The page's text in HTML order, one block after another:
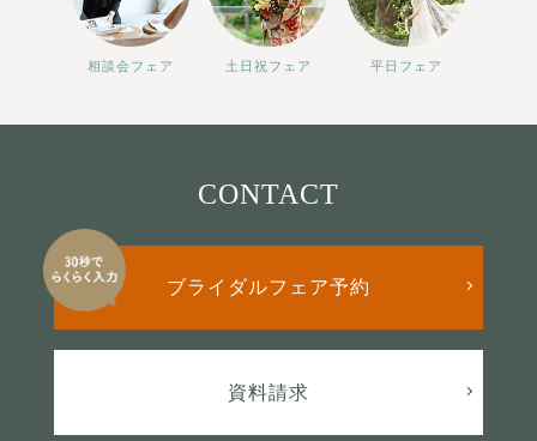
相談会フェア 土日祝フェア 平日フェア
CONTACT
ブライダルフェア予約
資料請求